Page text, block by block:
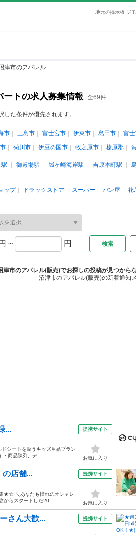
地元の掲示板 ジ
津市のアパレル
ートの求人募集情報 全69件
た条件が優先されます。
市 三島市 富士宮市 伊東市 島田市 富
菊川市 伊豆の国市 牧之原市 榛原郡
駅 御殿場駅 城ヶ崎海岸駅 吉原本町駅
ップ ドラックストア スーパー パン屋 花
円 ~ 円
津市のアパレル(販売)でお探しの投稿が見つから
沼津市のアパレル(販売)の新着通知
...
シートを扱うキッズ用品ブラン
商品陳列、デ...
提携サイト
お気に入り
の店舗...
★☆ ＼あなたも憧れのオシャレ
からスタートした20...
提携サイト
お気に入り
さん大歓... 提携サイト